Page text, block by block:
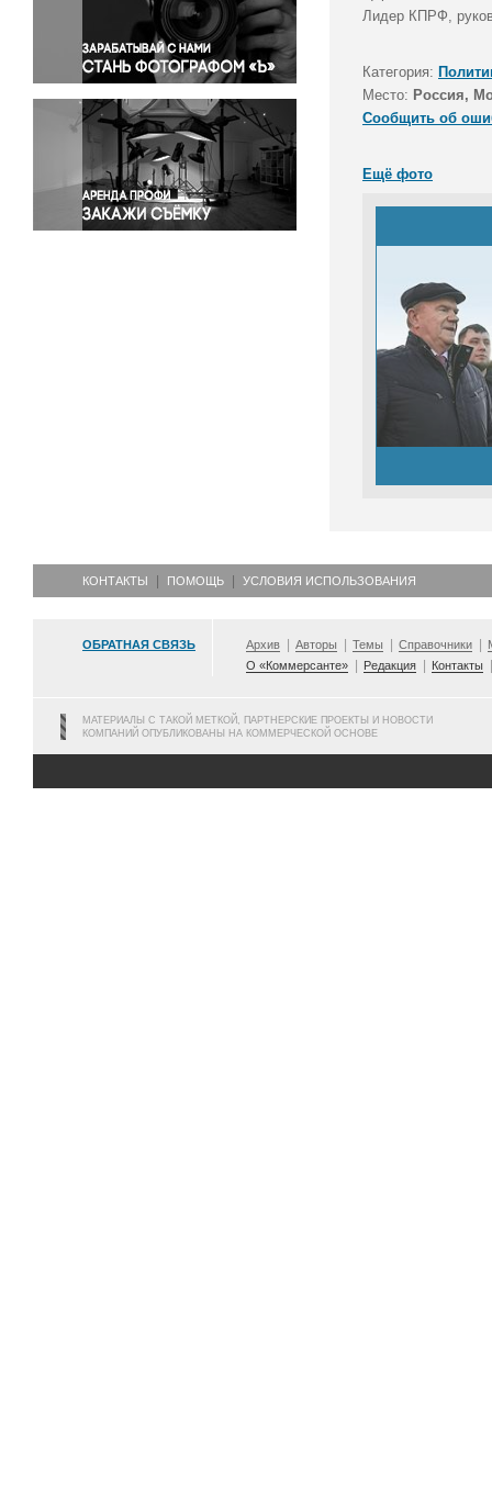
Правосудие
Происшествия и конфликты
Религия
Светская жизнь
Спорт
Экология
Экономика и бизнес
Лидер КПРФ,
Категория:
Место: Россия,
Сообщить об
Ещё фото
КОНТАКТЫ ПОМОЩЬ УСЛОВИЯ ИСПОЛЬЗОВАНИЯ
ОБРАТНАЯ СВЯЗЬ Архив Авторы Темы Справочники
О «Коммерсанте»
Редакция Контакты
МАТЕРИАЛЫ С ТАКОЙ МЕТКОЙ, ПАРТНЕРСКИЕ ПРОЕКТЫ И НОВОСТИ
КОМПАНИЙ ОПУБЛИКОВАНЫ НА КОММЕРЧЕСКОЙ ОСНОВЕ